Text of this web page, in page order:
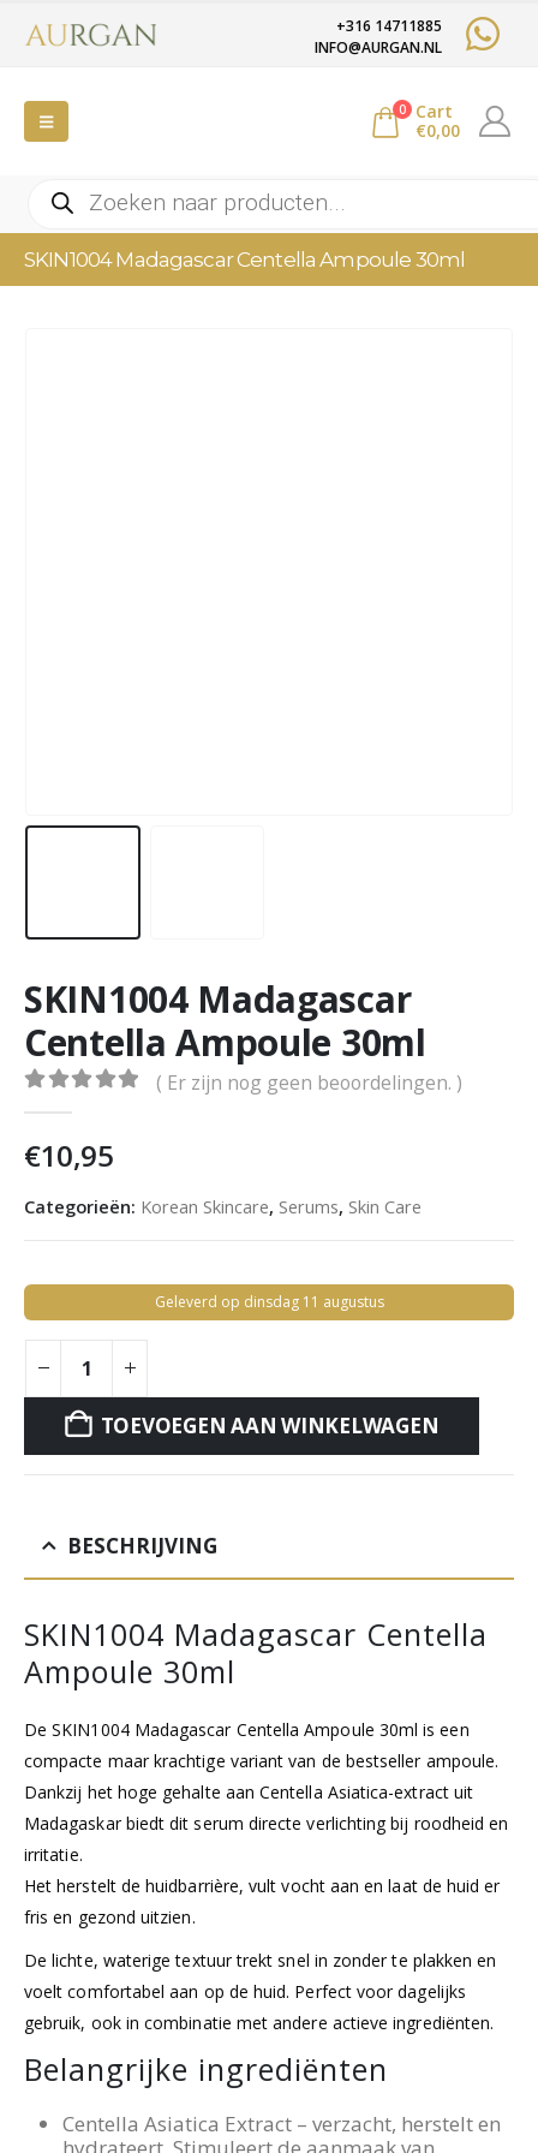
+316 14711885
INFO@AURGAN.NL
0
Cart
€0,00
Producten
zoeken
SKIN1004 Madagascar Centella Ampoule 30ml
SKIN1004 Madagascar
Centella Ampoule 30ml
0out of 5
( Er zijn nog geen beoordelingen. )
€10,95
Categorieën: Korean Skincare, Serums, Skin Care
Geleverd op dinsdag 11 augustus
TOEVOEGEN AAN WINKELWAGEN
BESCHRIJVING
SKIN1004 Madagascar Centella
Ampoule 30ml
De SKIN1004 Madagascar Centella Ampoule 30ml is een
compacte maar krachtige variant van de bestseller ampoule.
Dankzij het hoge gehalte aan Centella Asiatica-extract uit
Madagaskar biedt dit serum directe verlichting bij roodheid en
irritatie.
Het herstelt de huidbarrière, vult vocht aan en laat de huid er
fris en gezond uitzien.
De lichte, waterige textuur trekt snel in zonder te plakken en
voelt comfortabel aan op de huid. Perfect voor dagelijks
gebruik, ook in combinatie met andere actieve ingrediënten.
Belangrijke ingrediënten
Centella Asiatica Extract – verzacht, herstelt en
hydrateert. Stimuleert de aanmaak van